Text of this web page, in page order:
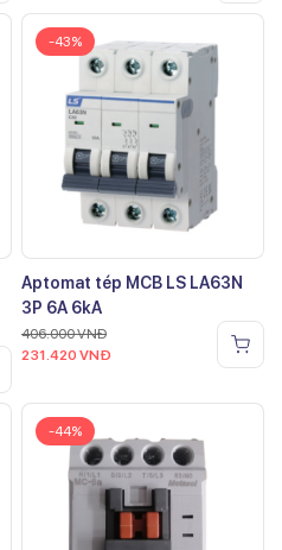
-43%
Aptomat tép MCB LS LA63N
3P 6A 6kA
406.000VNĐ
231.420 VNĐ
-44%